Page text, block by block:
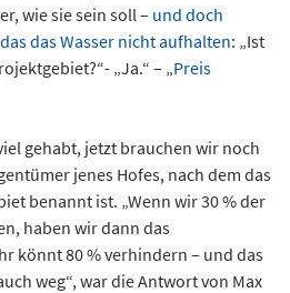
wie sie sein soll – und doch
das Wasser nicht aufhalten: „Ist
„Ja.“ – „Preis
gehabt, jetzt brauchen wir noch
jenes Hofes, nach dem das
benannt ist. „Wenn wir 30 % der
haben wir dann das
könnt 80 % verhindern – und das
weg“, war die Antwort von Max